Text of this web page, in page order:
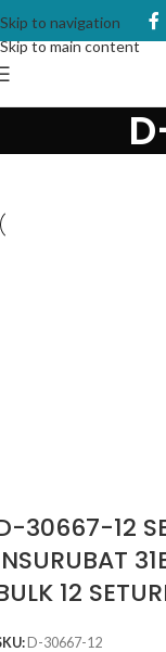
Skip to navigation
Skip to main content
30667-12
12
D-30667-12